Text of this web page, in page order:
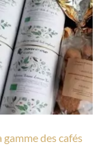
gamme des cafés